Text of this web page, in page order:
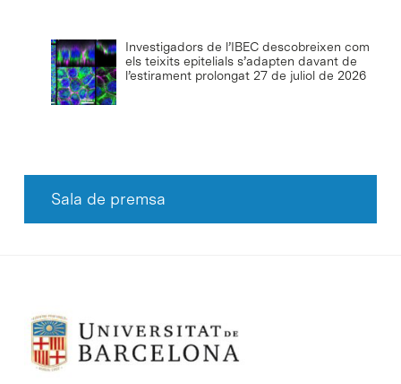
Investigadors de l’IBEC descobreixen com
els teixits epitelials s’adapten davant de
l’estirament prolongat 27 de juliol de 2026
Sala de premsa